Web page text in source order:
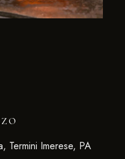
Termini Imerese, PA